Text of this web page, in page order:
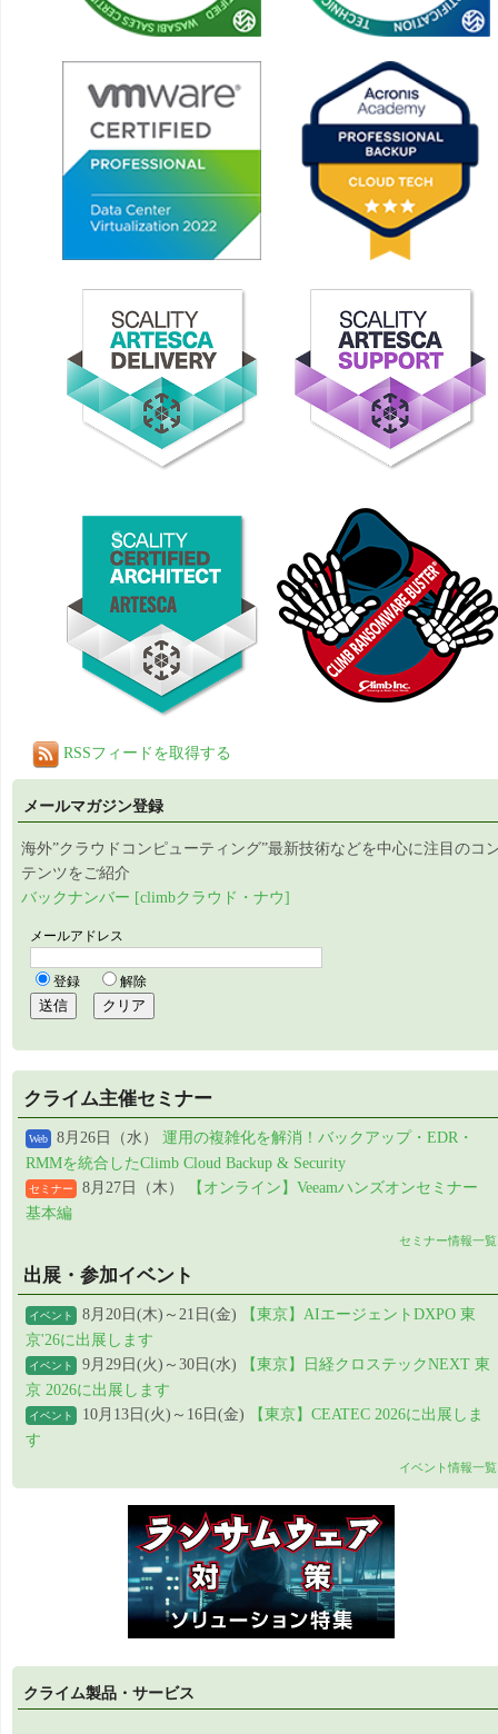
RSSフィードを取得する
メールマガジン登録
海外”クラウドコンピューティング”最新技術などを中心に注目のコ
テンツをご紹介
バックナンバー [climbクラウド・ナウ]
クライム主催セミナー
Web 8月26日（水） 運用の複雑化を解消！バックアップ・EDR・
RMMを統合したClimb Cloud Backup & Security
セミナー 8月27日（木）
【オンライン】Veeamハンズオンセミナー
基本編
セミナー情報一覧
出展・参加イベント
イベント 8月20日(木)～21日(金)
【東京】AIエージェントDXPO 東
京'26に出展します
イベント 9月29日(火)～30日(水)
【東京】日経クロステックNEXT 東
京 2026に出展します
イベント 10月13日(火)～16日(金)
【東京】CEATEC 2026に出展しま
す
イベント情報一覧
クライム製品・サービス